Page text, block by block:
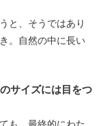
と、そうではあり
。自然の中に長い
サイズには目をつ
も、最終的にわた